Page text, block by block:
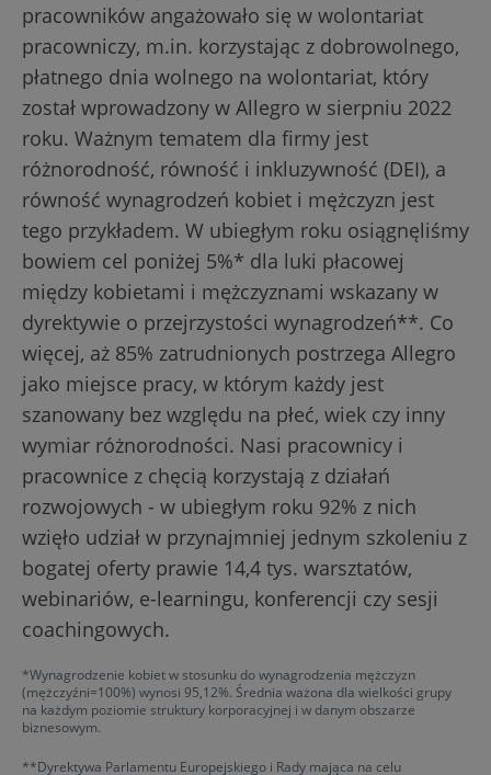
pracowników angażowało się w wolontariat
pracowniczy, m.in. korzystając z dobrowolnego,
płatnego dnia wolnego na wolontariat, który
został wprowadzony w Allegro w sierpniu 2022
roku. Ważnym tematem dla firmy jest
różnorodność, równość i inkluzywność (DEI), a
równość wynagrodzeń kobiet i mężczyzn jest
tego przykładem. W ubiegłym roku osiągnęliśmy
bowiem cel poniżej 5%* dla luki płacowej
między kobietami i mężczyznami wskazany w
dyrektywie o przejrzystości wynagrodzeń**. Co
więcej, aż 85% zatrudnionych postrzega Allegro
jako miejsce pracy, w którym każdy jest
szanowany bez względu na płeć, wiek czy inny
wymiar różnorodności. Nasi pracownicy i
pracownice z chęcią korzystają z działań
rozwojowych - w ubiegłym roku 92% z nich
wzięło udział w przynajmniej jednym szkoleniu z
bogatej oferty prawie 14,4 tys. warsztatów,
webinariów, e-learningu, konferencji czy sesji
coachingowych.
*Wynagrodzenie kobiet w stosunku do wynagrodzenia mężczyzn
(mężczyźni=100%) wynosi 95,12%. Średnia ważona dla wielkości grupy
na każdym poziomie struktury korporacyjnej i w danym obszarze
biznesowym.
**Dyrektywa Parlamentu Europejskiego i Rady mająca na celu